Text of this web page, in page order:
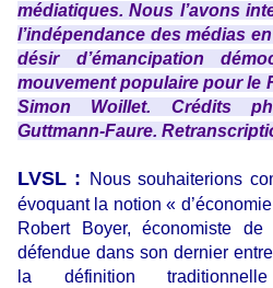
médiatiques. Nous l’avons
l’indépendance des médias
désir d’émancipation
mouvement populaire pour le
Simon Woillet. Crédits
Guttmann-Faure.
LVSL :
Nous souhaiterions
évoquant la notion «
Robert Boyer, économiste
défendue dans son dernier
la définition